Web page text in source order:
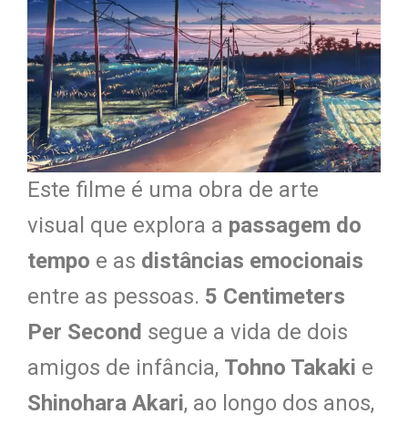
Este filme é uma obra de arte
visual que explora a passagem do
tempo e as distâncias emocionais
entre as pessoas. 5 Centimeters
Per Second segue a vida de dois
amigos de infância, Tohno Takaki e
Shinohara Akari, ao longo dos anos,